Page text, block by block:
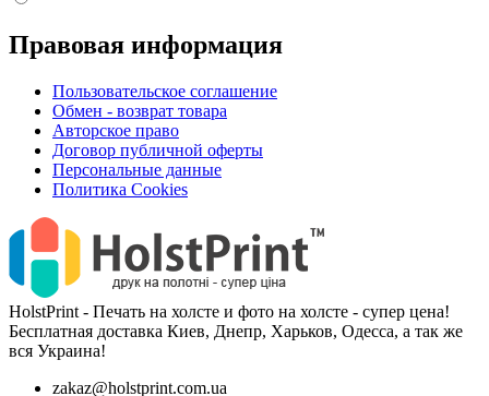
Правовая информация
Пользовательское соглашение
Обмен - возврат товара
Авторское право
Договор публичной оферты
Персональные данные
Политика Cookies
HolstPrint - Печать на холсте и фото на холсте - супер цена!
Бесплатная доставка Киев, Днепр, Харьков, Одесса, а так же
вся Украина!
zakaz@holstprint.com.ua